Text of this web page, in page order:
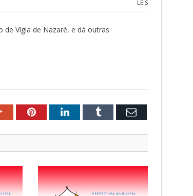
LEIS
de Vigia de Nazaré, e dá outras
Google+PinterestLinkedInTumblr Email